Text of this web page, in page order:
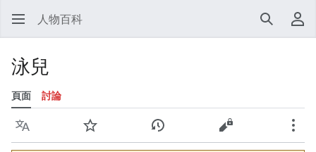
人物百科 搜尋 使
泳兒
頁面 討論
語言 監視 檢視歷史 檢視原始碼 更多